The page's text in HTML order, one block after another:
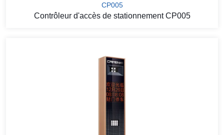
CP005
Contrôleur d'accès de stationnement CP005